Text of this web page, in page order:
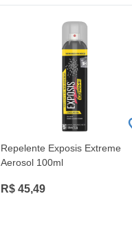
Repelente Exposis Extreme
Aerosol 100ml
R$ 45,49